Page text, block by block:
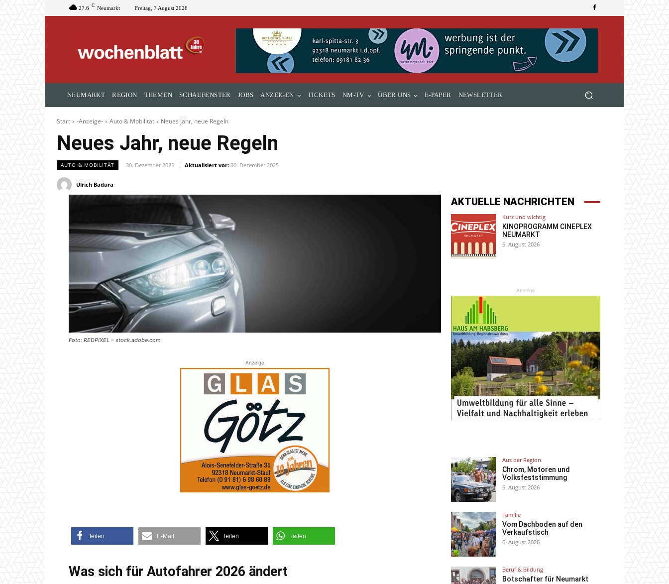
27.6 C Neumarkt Freitag, 7 August 2026
NEUMARKT REGION THEMEN SCHAUFENSTER JOBS ANZEIGEN TICKETS NM-TV ÜBER UNS E-PAPER NEWSLETTER
Start -Anzeige- Auto & Mobilität Neues Jahr, neue Regeln
Neues Jahr, neue Regeln
AUTO & MOBILITÄT 30. Dezember 2025 Aktualisiert vor: 30. Dezember 2025
Ulrich Badura
Foto: REDPIXEL – stock.adobe.com
Anzeige
teilen E-Mail teilen teilen
Was sich für Autofahrer 2026 ändert
AKTUELLE NACHRICHTEN
Kurz und wichtig
KINOPROGRAMM CINEPLEX
NEUMARKT
6. August 2026
Anzeige
Aus der Region
Chrom, Motoren und
Volksfeststimmung
6. August 2026
Familie
Vom Dachboden auf den
Verkaufstisch
6. August 2026
Beruf & Bildung
Botschafter für Neumarkt